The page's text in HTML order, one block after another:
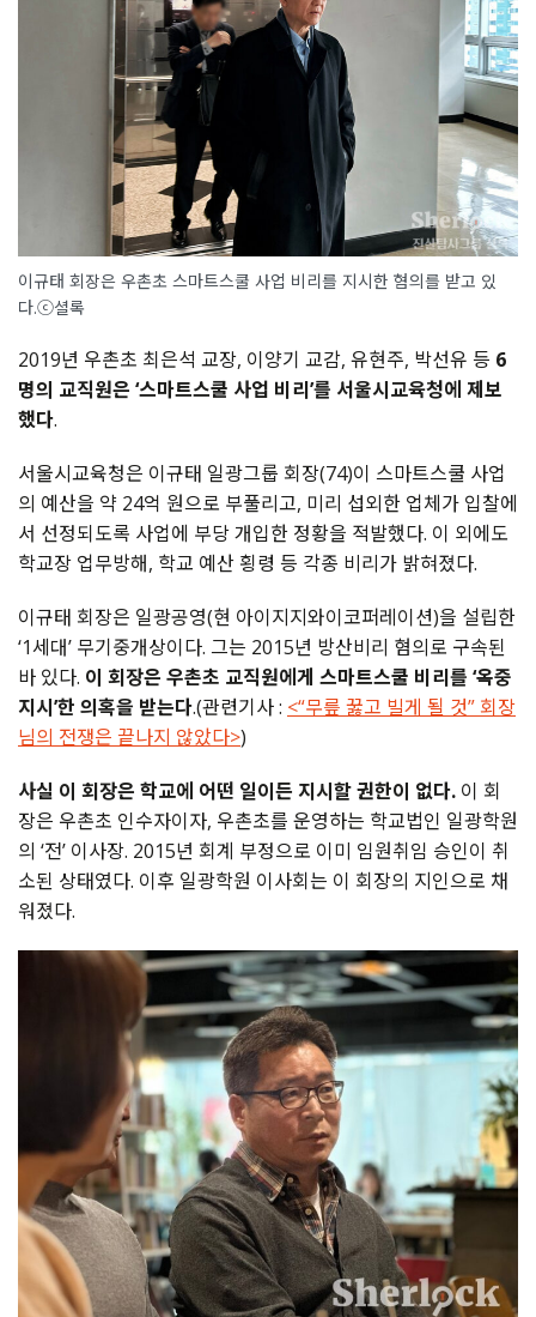
이규태 회장은 우촌초 스마트스쿨 사업 비리를 지시한 혐의를 받고 있
다.ⓒ셜록
2019년 우촌초 최은석 교장, 이양기 교감, 유현주, 박선유 등 6
명의 교직원은 ‘스마트스쿨 사업 비리’를 서울시교육청에 제보
했다.
서울시교육청은 이규태 일광그룹 회장(74)이 스마트스쿨 사업
의 예산을 약 24억 원으로 부풀리고, 미리 섭외한 업체가 입찰에
서 선정되도록 사업에 부당 개입한 정황을 적발했다. 이 외에도
학교장 업무방해, 학교 예산 횡령 등 각종 비리가 밝혀졌다.
이규태 회장은 일광공영(현 아이지지와이코퍼레이션)을 설립한
‘1세대’ 무기중개상이다. 그는 2015년 방산비리 혐의로 구속된
바 있다. 이 회장은 우촌초 교직원에게 스마트스쿨 비리를 ‘옥중
지시’한 의혹을 받는다.(관련기사 : <“무릎 꿇고 빌게 될 것” 회장
님의 전쟁은 끝나지 않았다>)
사실 이 회장은 학교에 어떤 일이든 지시할 권한이 없다. 이 회
장은 우촌초 인수자이자, 우촌초를 운영하는 학교법인 일광학원
의 ‘전’ 이사장. 2015년 회계 부정으로 이미 임원취임 승인이 취
소된 상태였다. 이후 일광학원 이사회는 이 회장의 지인으로 채
워졌다.